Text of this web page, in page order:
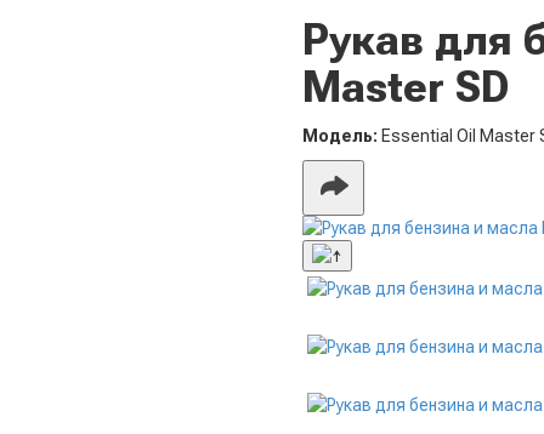
Рукав для
Master SD
Модель: Essential Oil Master